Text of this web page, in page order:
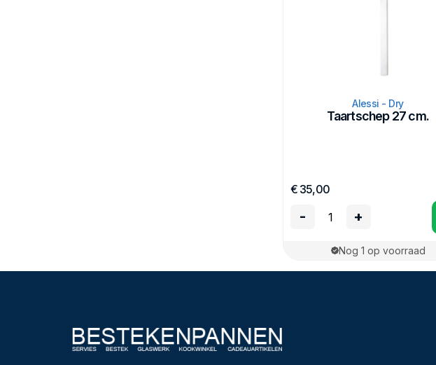
Alessi - Dry
Taartschep 27 cm.
€ 35,00
- +
Nog 1 op voorraad